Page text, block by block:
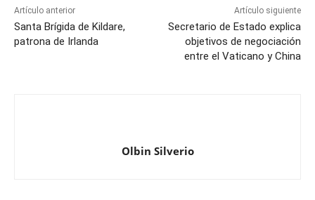
Artículo anterior
Santa Brígida de Kildare,
patrona de Irlanda
Artículo siguiente
Secretario de Estado explica
objetivos de negociación
entre el Vaticano y China
Olbin Silverio